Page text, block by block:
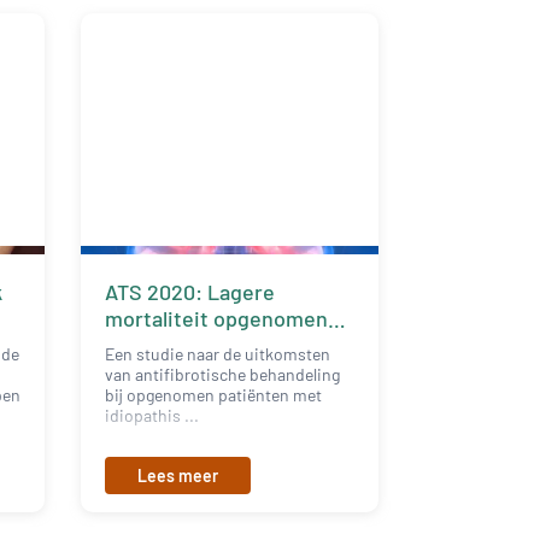
ATS 2020: Lagere
mortaliteit opgenomen
IPF-patiënten
Een studie naar de uitkomsten
van antifibrotische behandeling
bij opgenomen patiënten met
idiopathis ...
Lees meer